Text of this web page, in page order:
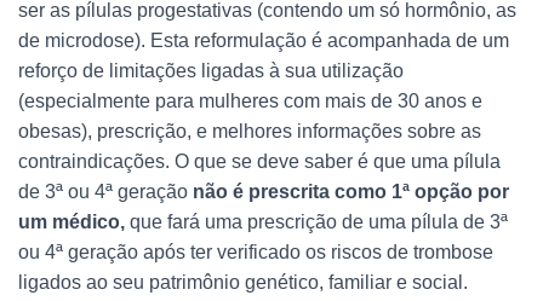
ser as pílulas progestativas (contendo um só hormônio, as
de microdose). Esta reformulação é acompanhada de um
reforço de limitações ligadas à sua utilização
(especialmente para mulheres com mais de 30 anos e
obesas), prescrição, e melhores informações sobre as
contraindicações. O que se deve saber é que uma pílula
de 3ª ou 4ª geração não é prescrita como 1ª opção por
um médico, que fará uma prescrição de uma pílula de 3ª
ou 4ª geração após ter verificado os riscos de trombose
ligados ao seu patrimônio genético, familiar e social.